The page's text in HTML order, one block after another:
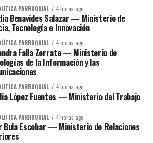
PARROQUIAL 4 horas ago
Benavides Salazar — Ministerio de
Tecnología e Innovación
PARROQUIAL 4 horas ago
Falla Zerrate — Ministerio de
de la Información y las
PARROQUIAL 4 horas ago
López Fuentes — Ministerio del Trabajo
PARROQUIAL 4 horas ago
Bula Escobar — Ministerio de Relaciones